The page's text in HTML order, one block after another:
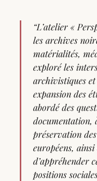
“L’atelier «
les archives
matérialités,
exploré les
archivistiques
expansion des
abordé des
documentation,
préservation
européens,
d’appréhender
positions